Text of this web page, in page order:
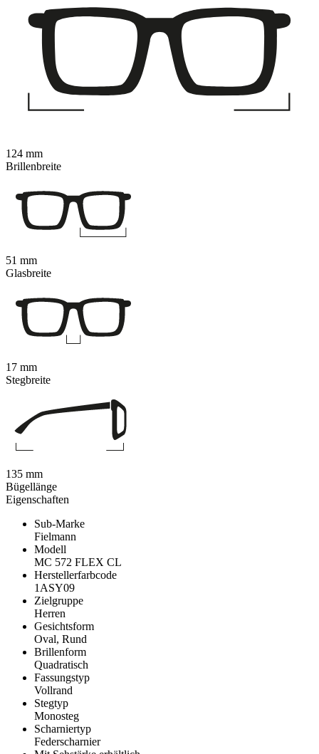
Eigenschaften
Sub-Marke
Fielmann
Modell
MC 572 FLEX CL
Herstellerfarbcode
1ASY09
Zielgruppe
Herren
Gesichtsform
Oval, Rund
Brillenform
Quadratisch
Fassungstyp
Vollrand
Stegtyp
Monosteg
Scharniertyp
Federscharnier
124 mm
Brillenbreite
51 mm
Glasbreite
17 mm
Stegbreite
135 mm
Bügellänge